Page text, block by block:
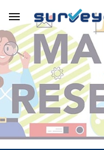
Skip to main content